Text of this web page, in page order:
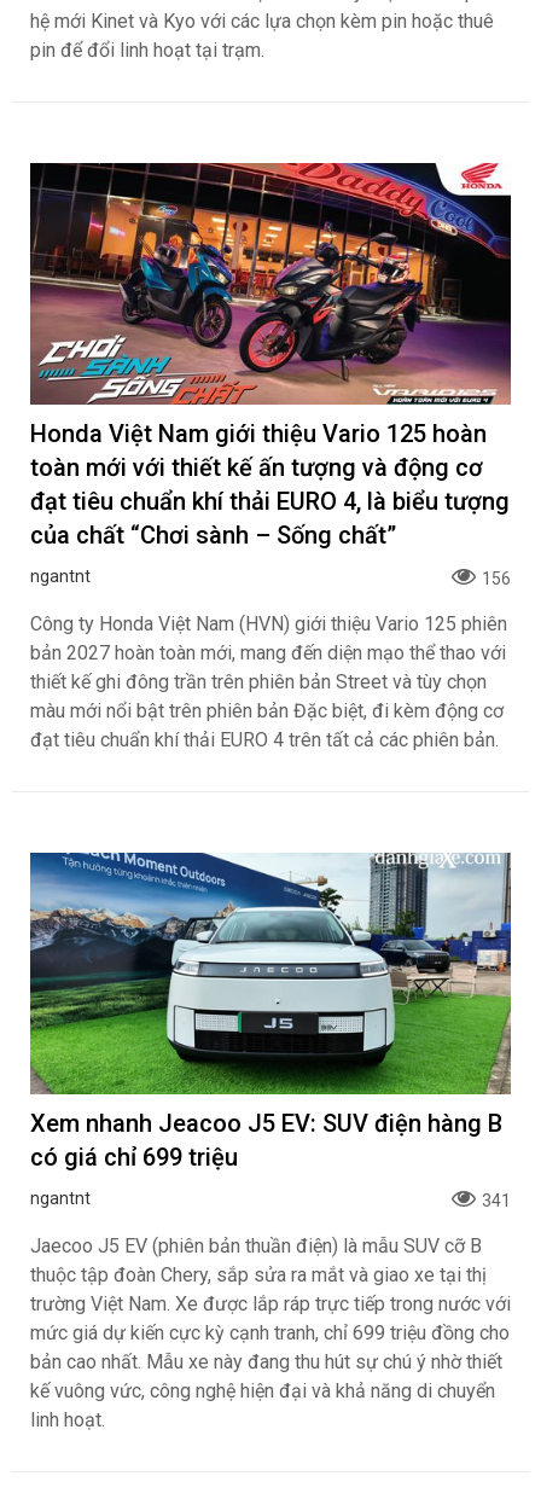
hệ mới Kinet và Kyo với các lựa chọn kèm pin hoặc thuê
pin để đổi linh hoạt tại trạm.
Honda Việt Nam giới thiệu Vario 125 hoàn
toàn mới với thiết kế ấn tượng và động cơ
đạt tiêu chuẩn khí thải EURO 4, là biểu tượng
của chất “Chơi sành – Sống chất”
ngantnt 156
Công ty Honda Việt Nam (HVN) giới thiệu Vario 125 phiên
bản 2027 hoàn toàn mới, mang đến diện mạo thể thao với
thiết kế ghi đông trần trên phiên bản Street và tùy chọn
màu mới nổi bật trên phiên bản Đặc biệt, đi kèm động cơ
đạt tiêu chuẩn khí thải EURO 4 trên tất cả các phiên bản.
Xem nhanh Jeacoo J5 EV: SUV điện hàng B
có giá chỉ 699 triệu
ngantnt 341
Jaecoo J5 EV (phiên bản thuần điện) là mẫu SUV cỡ B
thuộc tập đoàn Chery, sắp sửa ra mắt và giao xe tại thị
trường Việt Nam. Xe được lắp ráp trực tiếp trong nước với
mức giá dự kiến cực kỳ cạnh tranh, chỉ 699 triệu đồng cho
bản cao nhất. Mẫu xe này đang thu hút sự chú ý nhờ thiết
kế vuông vức, công nghệ hiện đại và khả năng di chuyển
linh hoạt.